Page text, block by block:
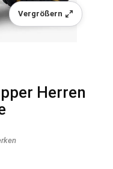
Vergrößern
Herren